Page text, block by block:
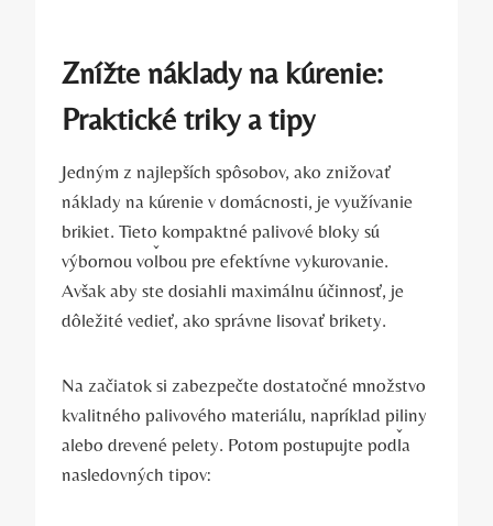
Znížte náklady na kúrenie:
Praktické triky a tipy
Jedným z najlepších spôsobov, ako znižovať
náklady na kúrenie v domácnosti, je využívanie
brikiet.‍ Tieto kompaktné palivové bloky sú
výbornou voľbou pre efektívne vykurovanie.
Avšak aby ste⁤ dosiahli maximálnu účinnosť, je
dôležité vedieť,‍ ako správne lisovať brikety.
Na začiatok si zabezpečte dostatočné množstvo
kvalitného⁤ palivového materiálu, ⁢napríklad piliny
alebo drevené pelety. Potom⁢ postupujte podľa⁤
nasledovných tipov: